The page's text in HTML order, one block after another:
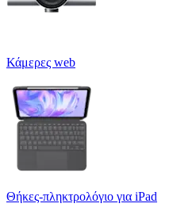
Κάμερες web
Θήκες-πληκτρολόγιο για iPad